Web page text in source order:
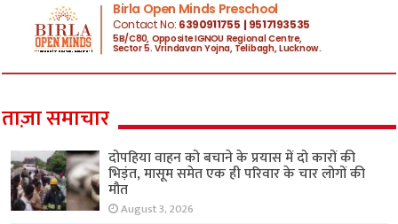
ताज़ा समाचार
दोपहिया वाहन को बचाने के प्रयास में दो कारों की
भिड़ंत, मासूम समेत एक ही परिवार के चार लोगों की
मौत
August 3, 2026